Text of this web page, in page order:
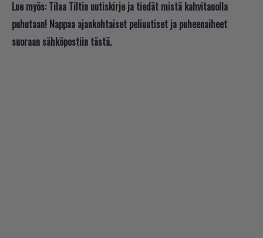
Lue myös: Tilaa Tiltin uutiskirje ja tiedät mistä kahvitauolla
puhutaan! Nappaa ajankohtaiset peliuutiset ja puheenaiheet
suoraan sähköpostiin tästä.